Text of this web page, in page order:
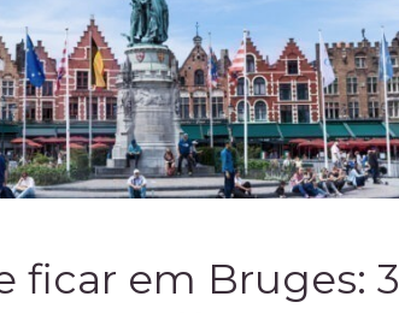
ficar em Bruges: 3